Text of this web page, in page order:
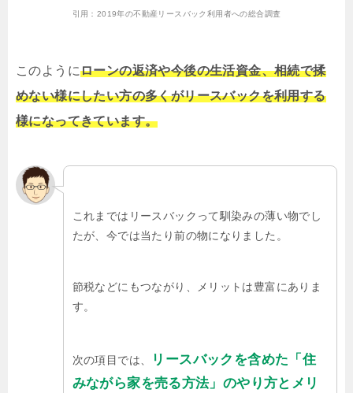
引用： 2019年の不動産リースバック利用者への総合調査
このようにローンの返済や今後の生活資金、相続で揉
めない様にしたい方の多くがリースバックを利用する
様になってきています。
これまではリースバックって馴染みの薄い物でし
たが、今では当たり前の物になりました。
節税などにもつながり、メリットは豊富にありま
す。
次の項目では、
リースバックを含めた「住
みながら家を売る方法」のやり方とメリ